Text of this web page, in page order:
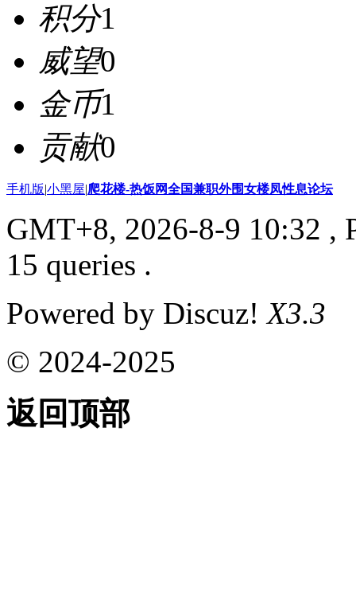
积分1
威望0
金币1
贡献0
手机版|小黑屋|爬花楼-热饭网全国兼职外围女楼凤性息论坛
GMT+8, 2026-8-9 10:32 ,
15 queries .
Powered by Discuz!X3.3
© 2024-2025
返回顶部